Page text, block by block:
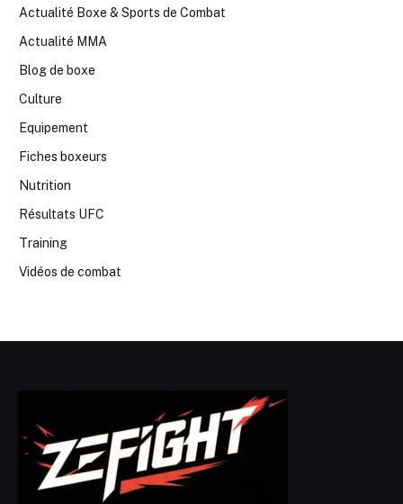
Actualité Boxe & Sports de Combat
Actualité MMA
Blog de boxe
Culture
Equipement
Fiches boxeurs
Nutrition
Résultats UFC
Training
Vidéos de combat